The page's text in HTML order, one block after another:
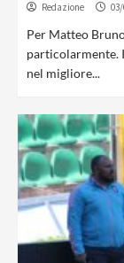
Redazione
Per Matteo
particolarmente.
nel migliore...